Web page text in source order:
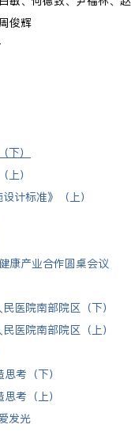
俊辉
）
）
计标准》（上）
康产业合作圆桌会议
医院南部院区（下）
医院南部院区（上）
考（下）
考（上）
发光